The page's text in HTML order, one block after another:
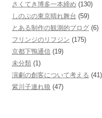
さくてき博多一本締め (130)
しのぶの東京晴れ舞台 (59)
とある制作の観測的ブログ (6)
フリンジのリフジン (175)
京都下鴨通信 (19)
未分類 (1)
演劇の創客について考える (41)
紫川子連れ狼 (47)